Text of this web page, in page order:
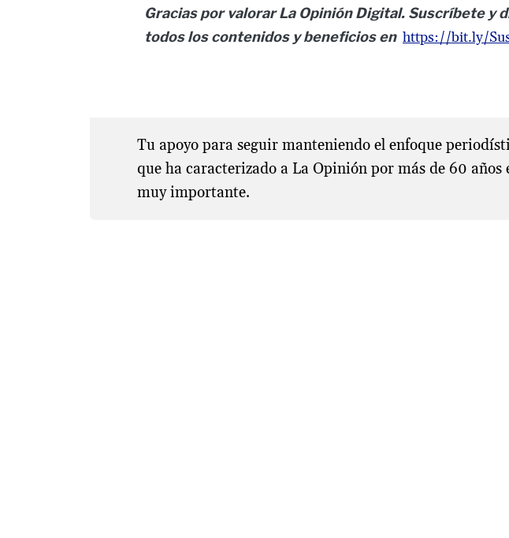
Gracias por valorar La Opinión Digital. Suscríbete y
todos los contenidos y beneficios en https://bit.ly/
Tu apoyo para seguir manteniendo el enfoque
que ha caracterizado a La Opinión por más de 60 años
muy importante.